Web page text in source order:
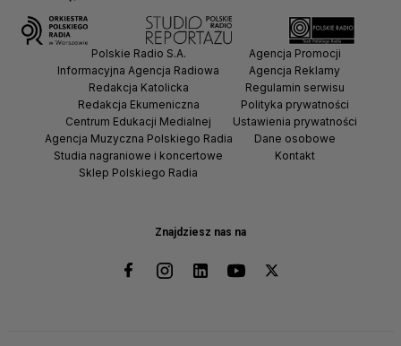
Znajdziesz nas na
Polskie Radio S.A.
Informacyjna Agencja Radiowa
Redakcja Katolicka
Redakcja Ekumeniczna
Centrum Edukacji Medialnej
Agencja Muzyczna Polskiego Radia
Studia nagraniowe i koncertowe
Sklep Polskiego Radia
Agencja Promocji
Agencja Reklamy
Regulamin serwisu
Polityka prywatności
Ustawienia prywatności
Dane osobowe
Kontakt